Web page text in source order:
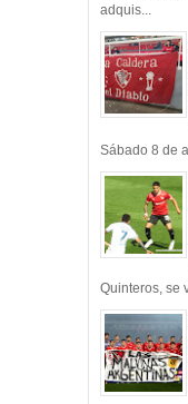
adquis...
Sábado 8 de
Quinteros, se